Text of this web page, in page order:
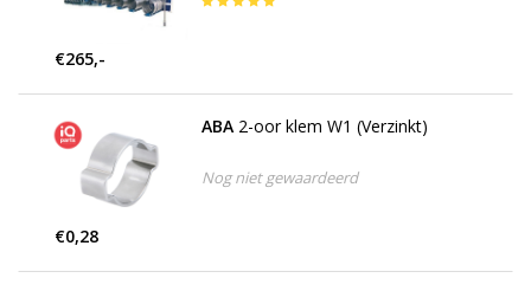
€265,-
ABA 2-oor klem W1 (Verzinkt)
Nog niet gewaardeerd
€0,28